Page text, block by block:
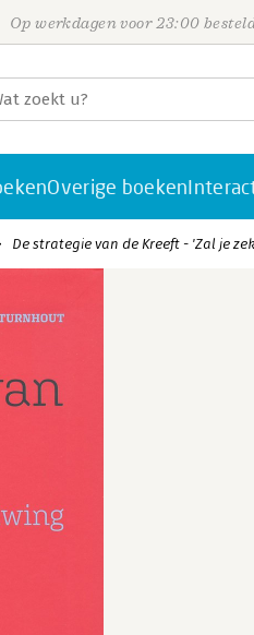
Op werkdagen voor 23:00
Overige boeken
De strategie van de Kreeft - 'Zal je